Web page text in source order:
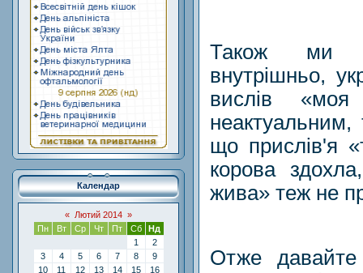
Календар
« Лютий 2014 »
Пн
Вт Ср Чт Пт Сб
Нд
1
2
3
4 5 6 7 8
9
10
11 12 13 14 15
16
Також ми
внутрішньо,
вислів
що прислів'я
корова
жива» теж не
Отже давайте